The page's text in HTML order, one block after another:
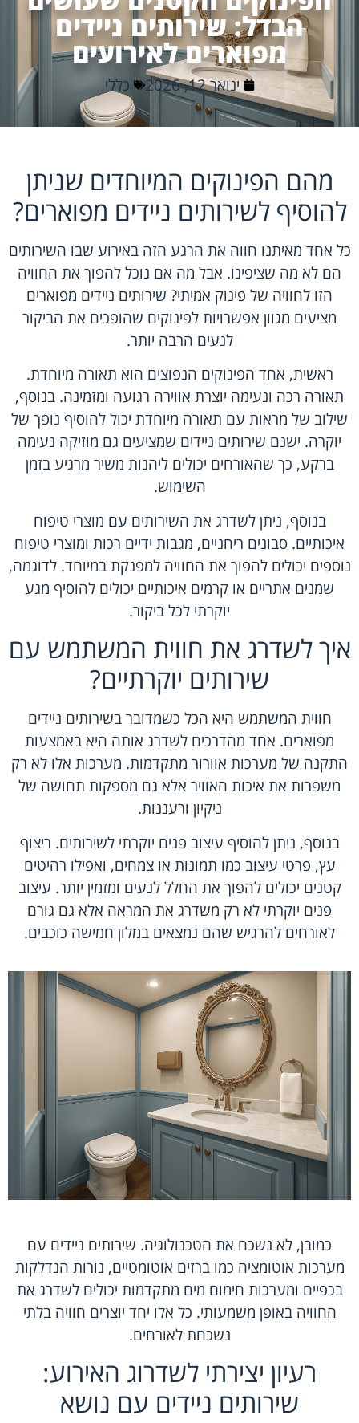
הבדל: שירותים ניידים
מפוארים לאירועים
ינואר 12, 2026 כללי
מהם הפינוקים המיוחדים שניתן
להוסיף לשירותים ניידים מפוארים?
כל אחד מאיתנו חווה את הרגע הזה באירוע שבו השירותים
הם לא מה שציפינו. אבל מה אם נוכל להפוך את החוויה
הזו לחוויה של פינוק אמיתי? שירותים ניידים מפוארים
מציעים מגוון אפשרויות לפינוקים שהופכים את הביקור
לנעים הרבה יותר.
ראשית, אחד הפינוקים הנפוצים הוא תאורה מיוחדת.
תאורה רכה ונעימה יוצרת אווירה רגועה ומזמינה. בנוסף,
שילוב של מראות עם תאורה מיוחדת יכול להוסיף נופך של
יוקרה. ישנם שירותים ניידים שמציעים גם מוזיקה נעימה
ברקע, כך שהאורחים יכולים ליהנות משיר מרגיע בזמן
השימוש.
בנוסף, ניתן לשדרג את השירותים עם מוצרי טיפוח
איכותיים. סבונים ריחניים, מגבות ידיים רכות ומוצרי טיפוח
נוספים יכולים להפוך את החוויה למפנקת במיוחד. לדוגמה,
שמנים אתריים או קרמים איכותיים יכולים להוסיף מגע
יוקרתי לכל ביקור.
איך לשדרג את חווית המשתמש עם
שירותים יוקרתיים?
חווית המשתמש היא הכל כשמדובר בשירותים ניידים
מפוארים. אחד מהדרכים לשדרג אותה היא באמצעות
התקנה של מערכות אוורור מתקדמות. מערכות אלו לא רק
משפרות את איכות האוויר אלא גם מספקות תחושה של
ניקיון ורעננות.
בנוסף, ניתן להוסיף עיצוב פנים יוקרתי לשירותים. ריצוף
עץ, פרטי עיצוב כמו תמונות או צמחים, ואפילו רהיטים
קטנים יכולים להפוך את החלל לנעים ומזמין יותר. עיצוב
פנים יוקרתי לא רק משדרג את המראה אלא גם גורם
לאורחים להרגיש שהם נמצאים במלון חמישה כוכבים.
כמובן, לא נשכח את הטכנולוגיה. שירותים ניידים עם
מערכות אוטומציה כמו ברזים אוטומטיים, נורות הנדלקות
בכפיים ומערכות חימום מים מתקדמות יכולים לשדרג את
החוויה באופן משמעותי. כל אלו יחד יוצרים חוויה בלתי
נשכחת לאורחים.
רעיון יצירתי לשדרוג האירוע:
שירותים ניידים עם נושא